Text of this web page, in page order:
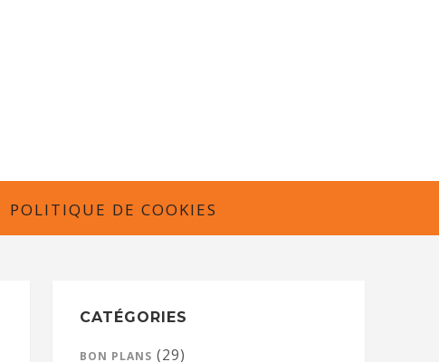
POLITIQUE DE COOKIES
CATÉGORIES
BON PLANS (29)